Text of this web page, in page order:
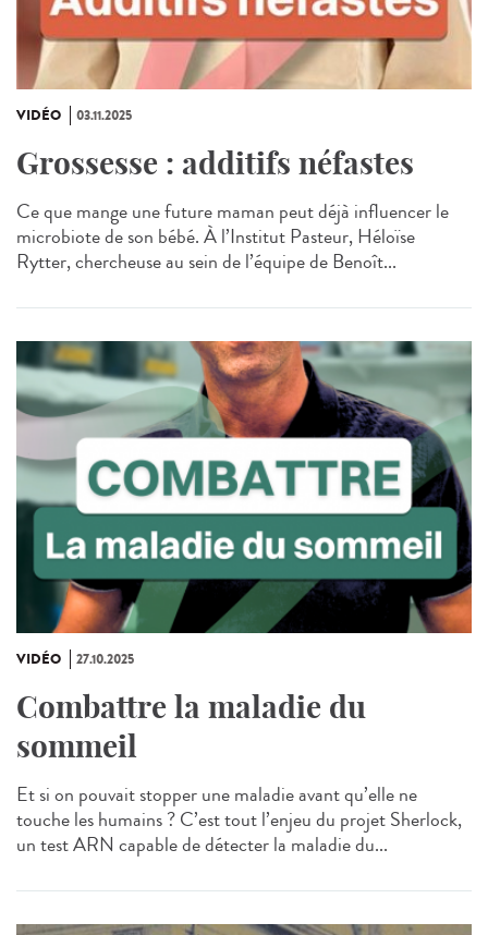
VIDÉO 03.11.2025
Grossesse : additifs néfastes
Ce que mange une future maman peut déjà influencer le
microbiote de son bébé. À l’Institut Pasteur, Héloïse
Rytter, chercheuse au sein de l’équipe de Benoît...
VIDÉO 27.10.2025
Combattre la maladie du
sommeil
Et si on pouvait stopper une maladie avant qu’elle ne
touche les humains ? C’est tout l’enjeu du projet Sherlock,
un test ARN capable de détecter la maladie du...